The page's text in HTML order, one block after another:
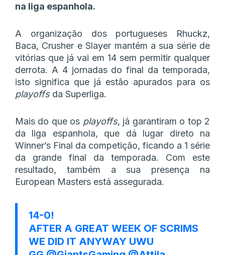
na liga espanhola.
A organização dos portugueses Rhuckz,
Baca, Crusher e Slayer mantém a sua série de
vitórias que já vai em 14 sem permitir qualquer
derrota. A 4 jornadas do final da temporada,
isto significa que já estão apurados para os
playoffsda Superliga.
Mais do que os playoffs, já garantiram o top 2
da liga espanhola, que dá lugar direto na
Winner’s Final da competição, ficando a 1 série
da grande final da temporada. Com este
resultado, também a sua presença na
European Masters está assegurada.
14-0!
AFTER A GREAT WEEK OF SCRIMS
WE DID IT ANYWAY UWU